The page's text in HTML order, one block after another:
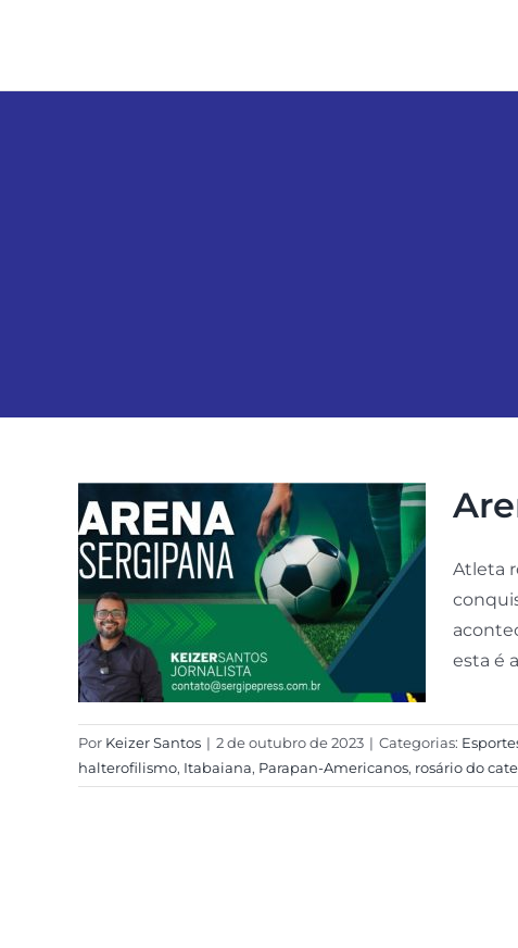
Atleta
esta é a
Por Keizer Santos | 2 de outubro de 2023 | Categorias:
halterofilismo, Itabaiana, Parapan-Americanos, rosário do